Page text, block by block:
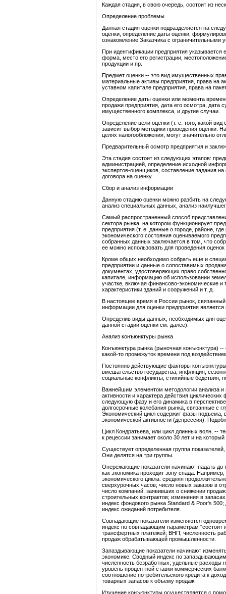
Каждая стадия, в свою очередь, состоит из
Определение проблемы
Данная стадия оценки подразделяется на
оценки, определение даты оценки,
ознакомление Заказчика с ограничительными
При идентификации предприятия указывается
форма, место его регистрации,
продукции и пр.
Предмет оценки -- это вид имущественных
материальные активы предприятия, права на
уставном капитале предприятия, права на
Определение даты оценки или момента
продажи предприятия, дата его осмотра, дата
имущественного комплекса, и другие случаи.
Определение цели оценки (т. е. того, какой
зависит выбор методики проведения оценки.
целях налогообложения, могут значительно
Предварительный осмотр предприятия и
Эта стадия состоит из следующих этапов:
администрацией, определение исходной
экспертов-оценщиков, составление задания
договора на оценку.
Сбор и анализ информации
Данную стадию оценки можно разбить на
анализ специальных данных, анализ
Самый распространенный способ
сектора рынка, на котором функционирует
предприятия (т. е. данные о городе, районе,
экономического состояния оцениваемого
собранных данных заключается в том, что
ее можно использовать для проведения оценок
Кроме общих необходимо собрать еще и
предприятии и данные о сопоставимых
документах, удостоверяющих право
капитале, информацию об использовании
участке, включая финансово-экономические и
характеристики зданий и сооружений и т. д.
В настоящее время в России рынок,
информации для оценки предприятия
Определив виды данных, необходимых для
данной стадии оценки см. далее).
Анализ конъюнктуры рынка
Конъюнктура рынка (рыночная конъюнктура)
какой-то промежуток времени под
Постоянно действующие факторы
вмешательство государства, инфляция,
социальные конфликты, стихийные бедствия,
Важнейшим элементом методологии анализа и
активности и характера действия
следующую фазу и его динамика в
долгосрочные колебания рынка, связанные с
Экономический цикл содержит фазы подъема,
экономической активности (депрессия).
Цикл Кондратьева, или цикл длинных волн, --
к рецессии занимает около 30 лет и на
Существует определенная группа
Они делятся на три группы.
Опережающие показатели начинают падать до
как экономика проходит зону спада.
экономического цикла: средняя
сверхурочных часов; число новых заказов в
число компаний, заявивших о снижении
строительных контрактов; изменения в
индекс фондового рынка Standard & Poor's
индекс ожиданий потребителя.
Совпадающие показатели изменяются
индекс по совпадающим параметрам "состоит
трансфертных платежей; ВНП; численность
продаж обрабатывающей промышленности.
Запаздывающие показатели начинают
экономике. Сводный индекс по
численность безработных; удельные
уровень процентной ставки коммерческих
соотношение потребительского кредита к
товарных запасов к объему продаж.
Изучение конъюнктуры осуществляется с